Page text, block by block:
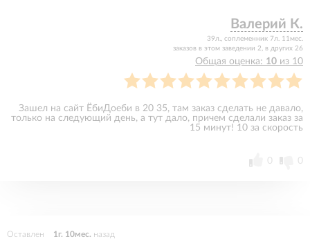
Валерий К.
39л., соплеменник 7л. 11мес.
заказов в этом заведении 2, в других 26
Общая оценка: 10 из 10
Зашел на сайт ЁбиДоеби в 20 35, там заказ сделать не давало,
только на следующий день, а тут дало, причем сделали заказ за
15 минут! 10 за скорость
0 0
Оставлен 1г. 10мес. назад